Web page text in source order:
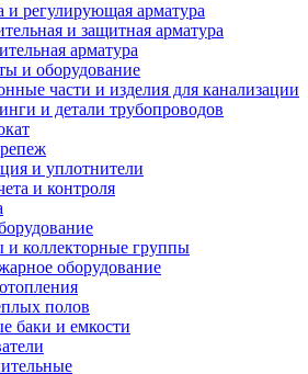
и регулирующая арматура
и защитная арматура
арматура
и оборудование
части и изделия для канализации
и детали трубопроводов
и уплотнители
и контроля
и коллекторные группы
оборудование
полов
баки и емкости